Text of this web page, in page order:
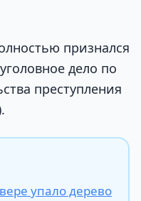
признался
дело по
преступления
упало дерево